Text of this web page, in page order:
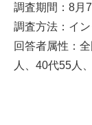
調査期間：8月
調査方法：イ
回答者属性：
人、40代55人